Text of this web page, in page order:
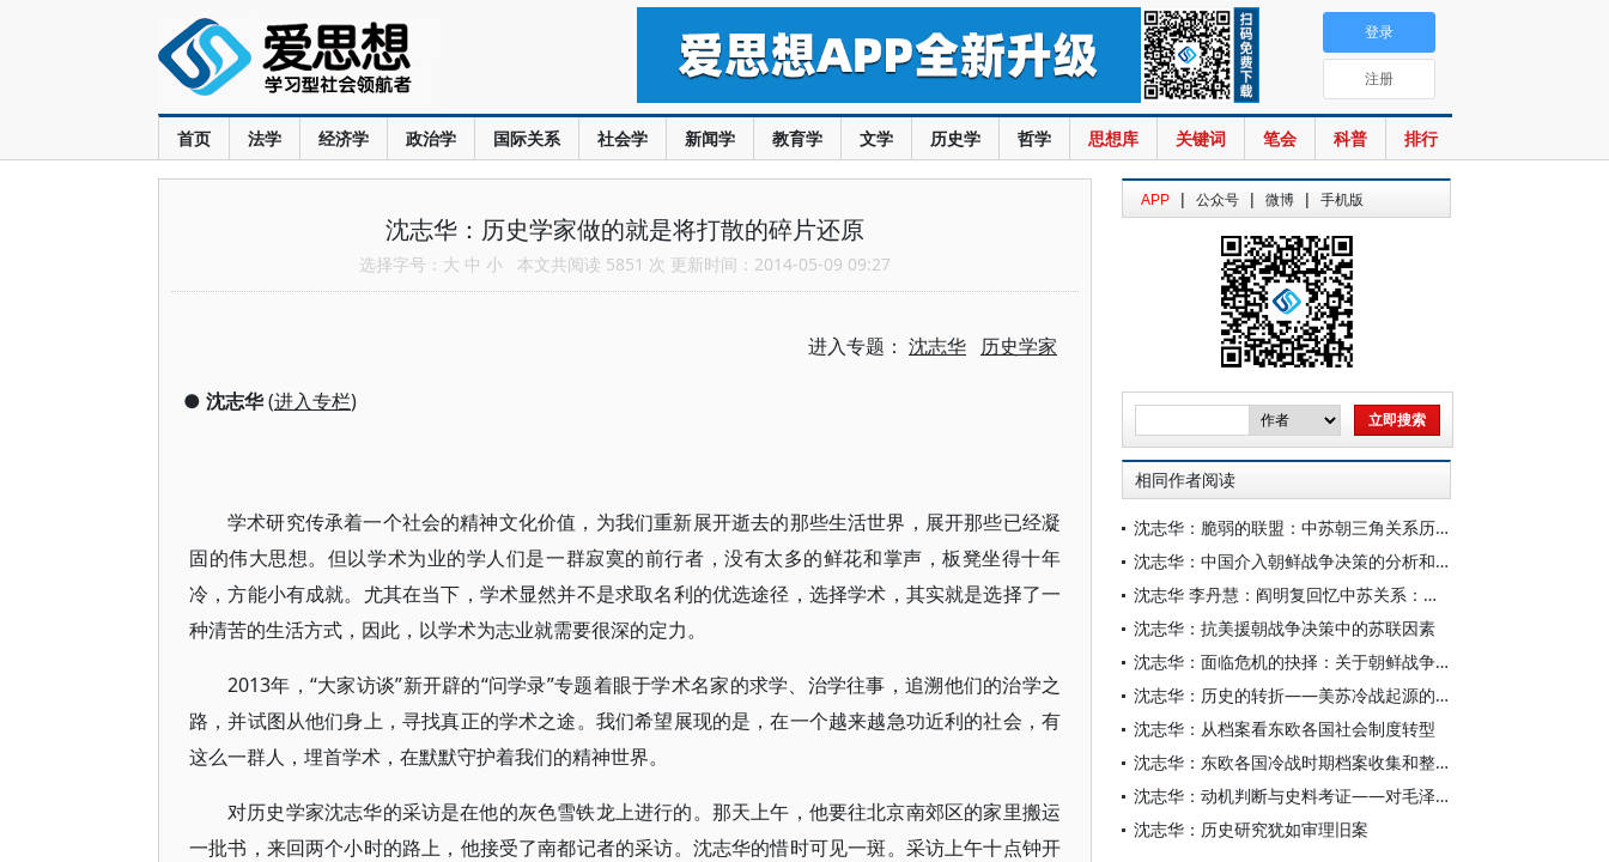
首页 法学 经济学 政治学 国际关系 社会学 新闻学 教育学 文学 历史学 哲学 思想库 关键词 笔会 科普 排行
登录
注册
沈志华：历史学家做的就是将打散的碎片还原
选择字号： 大 中 小 本文共阅读 5851 次 更新时间：2014-05-09 09:27
进入专题： 沈志华 历史学家
● 沈志华(进入专栏)
学术研究传承着一个社会的精神文化价值，为我们重新展开逝去的那些生活世界，展开那些已经凝
固的伟大思想。但以学术为业的学人们是一群寂寞的前行者，没有太多的鲜花和掌声，板凳坐得十年
冷，方能小有成就。尤其在当下，学术显然并不是求取名利的优选途径，选择学术，其实就是选择了一
种清苦的生活方式，因此，以学术为志业就需要很深的定力。
2013年，“大家访谈”新开辟的“问学录”专题着眼于学术名家的求学、治学往事，追溯他们的治学之
路，并试图从他们身上，寻找真正的学术之途。我们希望展现的是，在一个越来越急功近利的社会，有
这么一群人，埋首学术，在默默守护着我们的精神世界。
对历史学家沈志华的采访是在他的灰色雪铁龙上进行的。那天上午，他要往北京南郊区的家里搬运
一批书，来回两个小时的路上，他接受了南都记者的采访。沈志华的惜时可见一斑。采访上午十点钟开
APP | 公众号 | 微博 | 手机版
相同作者阅读
沈志华：脆弱的联盟：中苏朝三角关系历史脉络（1921-1992）
沈志华：中国介入朝鲜战争决策的分析和反思
沈志华 李丹慧：阎明复回忆中苏关系：半个世纪的恩怨
沈志华：抗美援朝战争决策中的苏联因素
沈志华：面临危机的抉择：关于朝鲜战争之中国决策述评
沈志华：历史的转折——美苏冷战起源的经济因素
沈志华：从档案看东欧各国社会制度转型
沈志华：东欧各国冷战时期档案收集和整理
沈志华：动机判断与史料考证——对毛泽东与斯大林三封往来电报的解析
沈志华：历史研究犹如审理旧案